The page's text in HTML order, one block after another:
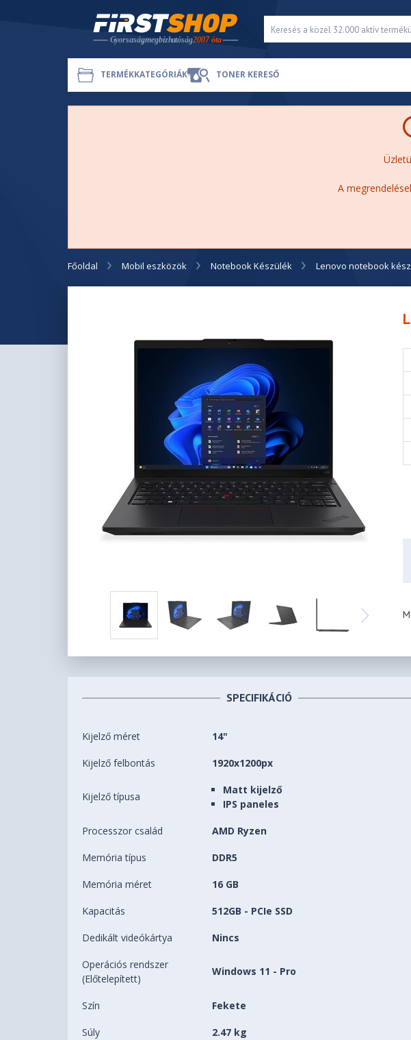
TERMÉKKATEGÓRIÁK TONER KERESŐ
A
Főoldal Mobil eszközök Notebook Készülék Lenovo notebook
SPECIFIKÁCIÓ
Kijelző méret 14"
Kijelző felbontás 1920x1200px
Kijelző típusa
Matt kijelző
IPS paneles
Processzor család AMD Ryzen
Memória típus DDR5
Memória méret 16 GB
Kapacitás 512GB - PCIe SSD
Dedikált videókártya Nincs
Operációs rendszer
(Előtelepített)
Windows 11 - Pro
Szín Fekete
Súly 2.47 kg